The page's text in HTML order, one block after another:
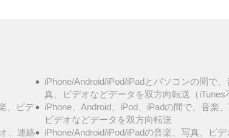
iPhone/Android/iPod/iPadとパソコンの間で
真、ビデオなどデータを双方向転送（iTunes
、ビデ
iPhone、Android、iPod、iPadの間で、音楽、
ビデオなどデータを双方向転送
、連絡
iPhone/Android/iPod/iPadの音楽、写真、ビ